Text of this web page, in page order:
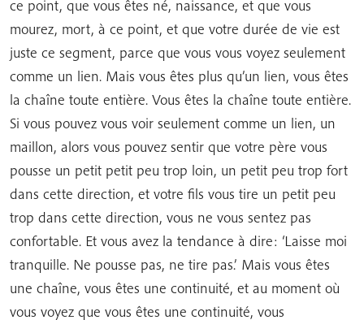
ce point, que vous êtes né, naissance, et que vous
mourez, mort, à ce point, et que votre durée de vie est
juste ce segment, parce que vous vous voyez seulement
comme un lien. Mais vous êtes plus qu’un lien, vous êtes
la chaîne toute entière. Vous êtes la chaîne toute entière.
Si vous pouvez vous voir seulement comme un lien, un
maillon, alors vous pouvez sentir que votre père vous
pousse un petit petit peu trop loin, un petit peu trop fort
dans cette direction, et votre fils vous tire un petit peu
trop dans cette direction, vous ne vous sentez pas
confortable. Et vous avez la tendance à dire: ‘Laisse moi
tranquille. Ne pousse pas, ne tire pas.’ Mais vous êtes
une chaîne, vous êtes une continuité, et au moment où
vous voyez que vous êtes une continuité, vous